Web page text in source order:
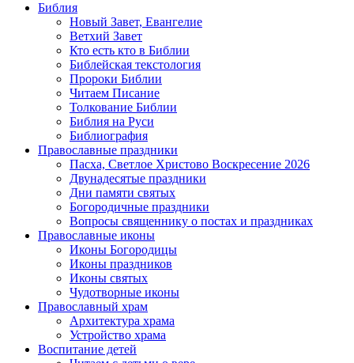
Библия
Новый Завет, Евангелие
Ветхий Завет
Кто есть кто в Библии
Библейская текстология
Пророки Библии
Читаем Писание
Толкование Библии
Библия на Руси
Библиография
Православные праздники
Пасха, Светлое Христово Воскресение 2026
Двунадесятые праздники
Дни памяти святых
Богородичные праздники
Вопросы священнику о постах и праздниках
Православные иконы
Иконы Богородицы
Иконы праздников
Иконы святых
Чудотворные иконы
Православный храм
Архитектура храма
Устройство храма
Воспитание детей